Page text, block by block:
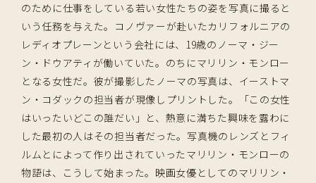
のために仕事をしている若い女性たちの姿を写真に撮ると
いう任務を与えた。コノヴァーが赴いたカリフォルニアの
レディオプレーンという会社には、19歳のノーマ・ジー
ン・ドウアティが働いていた。のちにマリリン・モンロー
となる女性だ。彼が撮影したノーマの写真は、イーストマ
ン・コダックの担当者が現像しプリントした。「この女性
はいったいどこの誰だい」と、熱意に満ちた興味を露わに
した最初の人はその担当者だった。写真機のレンズとフィ
ルムとによって作り出されていったマリリン・モンローの
物語は、こうして始まった。映画女優としてのマリリン・